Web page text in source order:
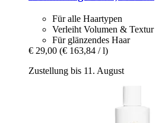
Für alle Haartypen
Verleiht Volumen & Textur
Für glänzendes Haar
€ 29,00 (€ 163,84 / l)
Zustellung bis 11. August